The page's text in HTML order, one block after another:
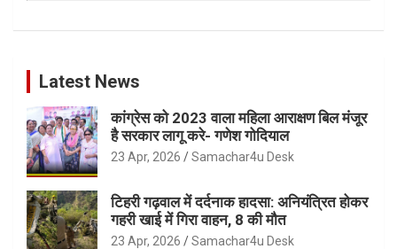
Latest News
कांग्रेस को 2023 वाला महिला आराक्षण बिल मंजूर
है सरकार लागू करे- गणेश गोदियाल
23 Apr, 2026 Samachar4u Desk
टिहरी गढ़वाल में दर्दनाक हादसा: अनियंत्रित होकर
गहरी खाई में गिरा वाहन, 8 की मौत
23 Apr, 2026 Samachar4u Desk